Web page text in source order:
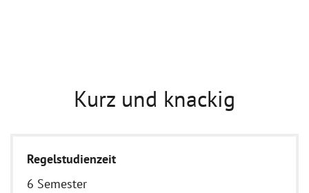
Kurz und knackig
Regelstudienzeit
6 Semester